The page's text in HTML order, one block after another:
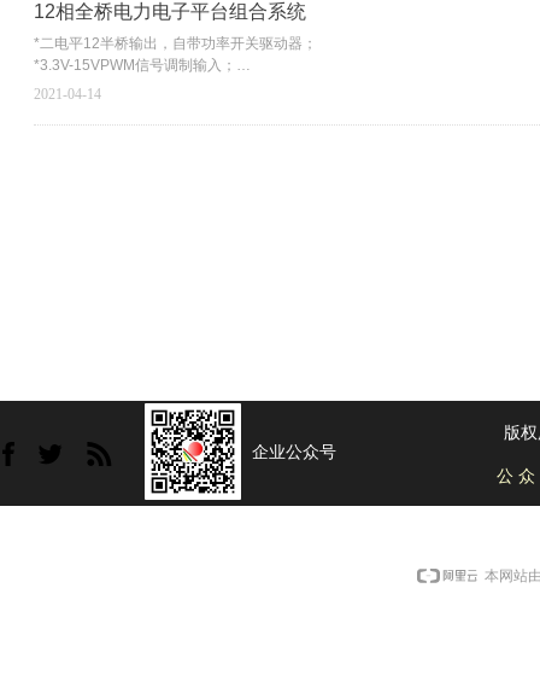
12相全桥电力电子平台组合系统
*二电平12半桥输出，自带功率开关驱动器；
*3.3V-15VPWM信号调制输入；
*电压、电流信号采集输出采样;
*风冷散热；
2021-04-14
企业公众号
版
公 众
本网站